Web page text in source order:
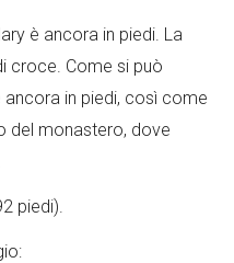
è ancora in piedi. La
croce. Come si può
in piedi, così come
del monastero, dove
piedi).